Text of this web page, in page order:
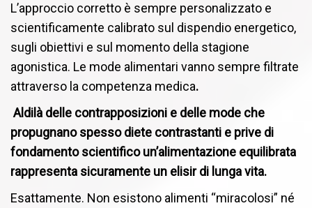
L’approccio corretto è sempre personalizzato e
scientificamente calibrato sul dispendio energetico,
sugli obiettivi e sul momento della stagione
agonistica. Le mode alimentari vanno sempre filtrate
attraverso la competenza medica.
Aldilà delle contrapposizioni e delle mode che
propugnano spesso diete contrastanti e prive di
fondamento scientifico un’alimentazione equilibrata
rappresenta sicuramente un elisir di lunga vita.
Esattamente. Non esistono alimenti “miracolosi” né